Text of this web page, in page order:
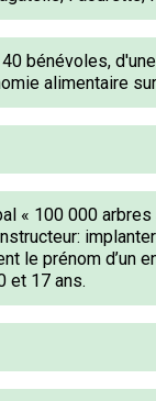
bénévoles,
alimentaire
« 100 000
le prénom d’un
et 17 ans.